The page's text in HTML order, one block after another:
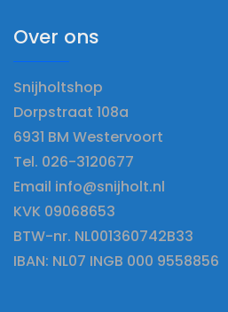
Over ons
Snijholtshop
Dorpstraat 108a
6931 BM Westervoort
Tel. 026-3120677
Email info@snijholt.nl
KVK 09068653
BTW-nr. NL001360742B33
IBAN: NL07 INGB 000 9558856